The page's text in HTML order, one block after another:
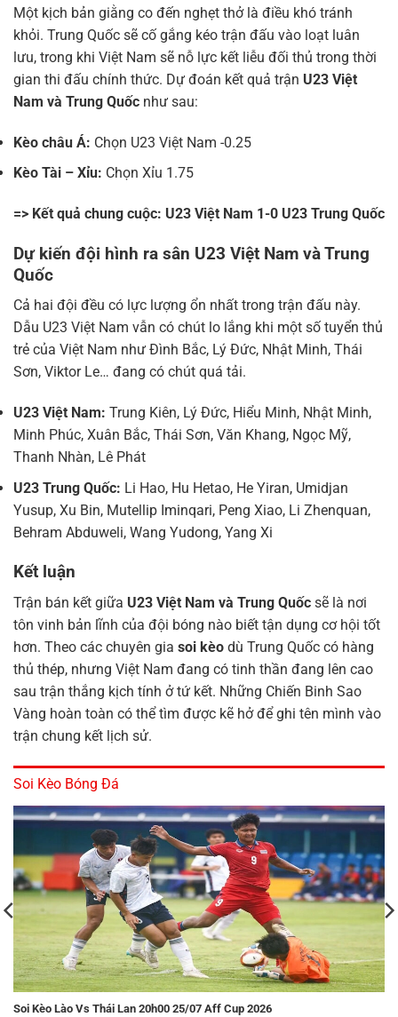
Một kịch bản giằng co đến nghẹt thở là điều khó tránh
khỏi. Trung Quốc sẽ cố gắng kéo trận đấu vào loạt luân
lưu, trong khi Việt Nam sẽ nỗ lực kết liễu đối thủ trong thời
gian thi đấu chính thức. Dự đoán kết quả trận U23 Việt
Nam và Trung Quốc như sau:
Kèo châu Á: Chọn U23 Việt Nam -0.25
Kèo Tài – Xỉu: Chọn Xỉu 1.75
=> Kết quả chung cuộc: U23 Việt Nam 1-0 U23 Trung Quốc
Dự kiến đội hình ra sân U23 Việt Nam và Trung
Quốc
Cả hai đội đều có lực lượng ổn nhất trong trận đấu này.
Dẫu U23 Việt Nam vẫn có chút lo lắng khi một số tuyển thủ
trẻ của Việt Nam như Đình Bắc, Lý Đức, Nhật Minh, Thái
Sơn, Viktor Le… đang có chút quá tải.
U23 Việt Nam: Trung Kiên, Lý Đức, Hiểu Minh, Nhật Minh,
Minh Phúc, Xuân Bắc, Thái Sơn, Văn Khang, Ngọc Mỹ,
Thanh Nhàn, Lê Phát
U23 Trung Quốc: Li Hao, Hu Hetao, He Yiran, Umidjan
Yusup, Xu Bin, Mutellip Iminqari, Peng Xiao, Li Zhenquan,
Behram Abduweli, Wang Yudong, Yang Xi
Kết luận
Trận bán kết giữa U23 Việt Nam và Trung Quốc sẽ là nơi
tôn vinh bản lĩnh của đội bóng nào biết tận dụng cơ hội tốt
hơn. Theo các chuyên gia soi kèo dù Trung Quốc có hàng
thủ thép, nhưng Việt Nam đang có tinh thần đang lên cao
sau trận thắng kịch tính ở tứ kết. Những Chiến Binh Sao
Vàng hoàn toàn có thể tìm được kẽ hở để ghi tên mình vào
trận chung kết lịch sử.
Soi Kèo Bóng Đá
Soi Kèo Lào Vs Thái Lan 20h00 25/07 Aff Cup 2026